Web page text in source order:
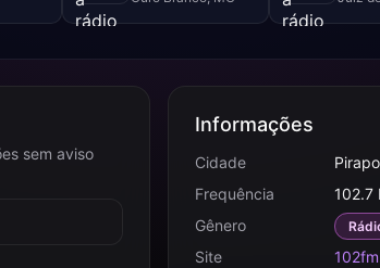
sem aviso
Informações
Cidade
Frequência
102.7
Gênero
Site